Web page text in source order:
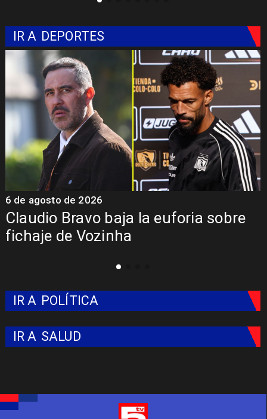
IR A DEPORTES
Presentación de Vozinha en Colo
Colo: Fecha, Estadio y Contrato
5 de agosto de 2026
IR A POLÍTICA
IR A SALUD